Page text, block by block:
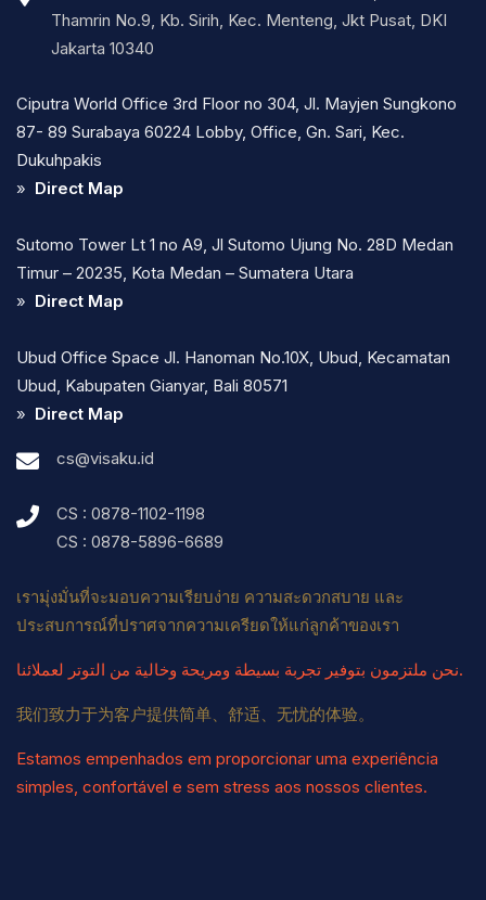
Thamrin No.9, Kb. Sirih, Kec. Menteng, Jkt Pusat, DKI
Jakarta 10340
Ciputra World Office 3rd Floor no 304, Jl. Mayjen Sungkono
87- 89 Surabaya 60224 Lobby, Office, Gn. Sari, Kec.
Dukuhpakis
» Direct Map
Sutomo Tower Lt 1 no A9, Jl Sutomo Ujung No. 28D Medan
Timur – 20235, Kota Medan – Sumatera Utara
» Direct Map
Ubud Office Space Jl. Hanoman No.10X, Ubud, Kecamatan
Ubud, Kabupaten Gianyar, Bali 80571
» Direct Map
cs@visaku.id
CS : 0878-1102-1198
CS : 0878-5896-6689
เรามุ่งมั่นที่จะมอบความเรียบง่าย ความสะดวกสบาย และ
ประสบการณ์ที่ปราศจากความเครียดให้แก่ลูกค้าของเรา
نحن ملتزمون بتوفير تجربة بسيطة ومريحة وخالية من التوتر لعملائنا.
我们致力于为客户提供简单、舒适、无忧的体验。
Estamos empenhados em proporcionar uma experiência
simples, confortável e sem stress aos nossos clientes.